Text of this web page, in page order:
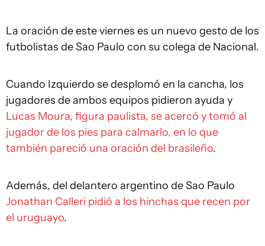
La oración de este viernes es un nuevo gesto de los
futbolistas de Sao Paulo con su colega de Nacional.
Cuando Izquierdo se desplomó en la cancha, los
jugadores de ambos equipos pidieron ayuda y
Lucas Moura, figura paulista, se acercó y tomó al
jugador de los pies para calmarlo, en lo que
también pareció una oración del brasileño.
Además, del delantero argentino de Sao Paulo
Jonathan Calleri pidió a los hinchas que recen por
el uruguayo.